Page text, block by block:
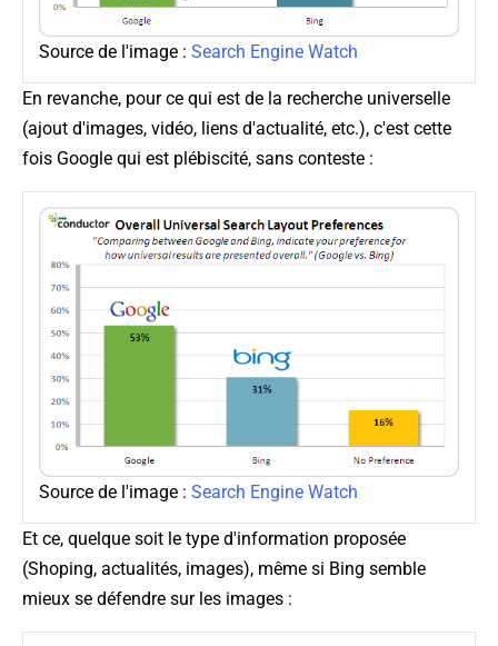
Source de l'image : Search Engine Watch
En revanche, pour ce qui est de la recherche universelle
(ajout d'images, vidéo, liens d'actualité, etc.), c'est cette
fois Google qui est plébiscité, sans conteste :
Source de l'image : Search Engine Watch
Et ce, quelque soit le type d'information proposée
(Shoping, actualités, images), même si Bing semble
mieux se défendre sur les images :